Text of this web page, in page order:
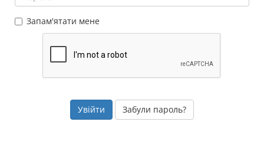
Запам'ятати мене
Забули пароль?